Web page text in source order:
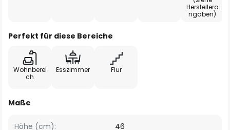
Herstellera
ngaben)
Perfekt für diese Bereiche
Wohnberei
ch
Esszimmer Flur
Maße
Höhe (cm):
46